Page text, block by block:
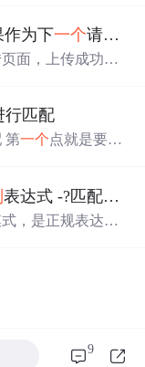
这样匹配到的是
作为下一个请求的参数 —— 使用
页面，上传成功之
JMeter 是不知道
第一个请求的返回
决这个问题。
行匹配
. 然后进行匹配 第一个点就是要的
表达式 -?匹配规则
，是正规表达式
重复出现，或表
9